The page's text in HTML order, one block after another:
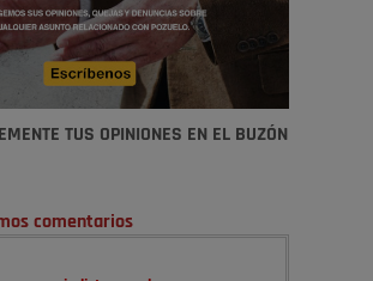
TUS OPINIONES EN EL BUZÓN
comentarios